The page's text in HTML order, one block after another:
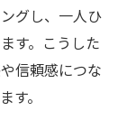
グし、一人ひ
す。こうした
信頼感につな
す。